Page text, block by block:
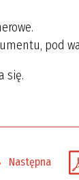
pod
się.
Następna